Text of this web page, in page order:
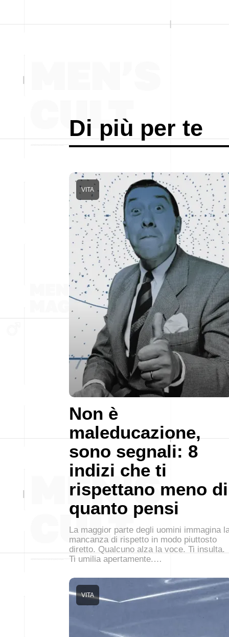
Di più per te
Non è
maleducazione,
sono segnali: 8
indizi che ti
rispettano meno di
quanto pensi
VITA
La maggior parte degli uomini immagina
mancanza di rispetto in modo piuttosto
diretto. Qualcuno alza la voce. Ti insulta.
Ti umilia apertamente.…
VITA